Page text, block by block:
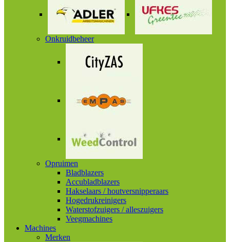
Onkruidbeheer
Opruimen
Bladblazers
Accubladblazers
Hakselaars / houtversnipperaars
Hogedrukreinigers
Waterstofzuigers / alleszuigers
Veegmachines
Machines
Merken